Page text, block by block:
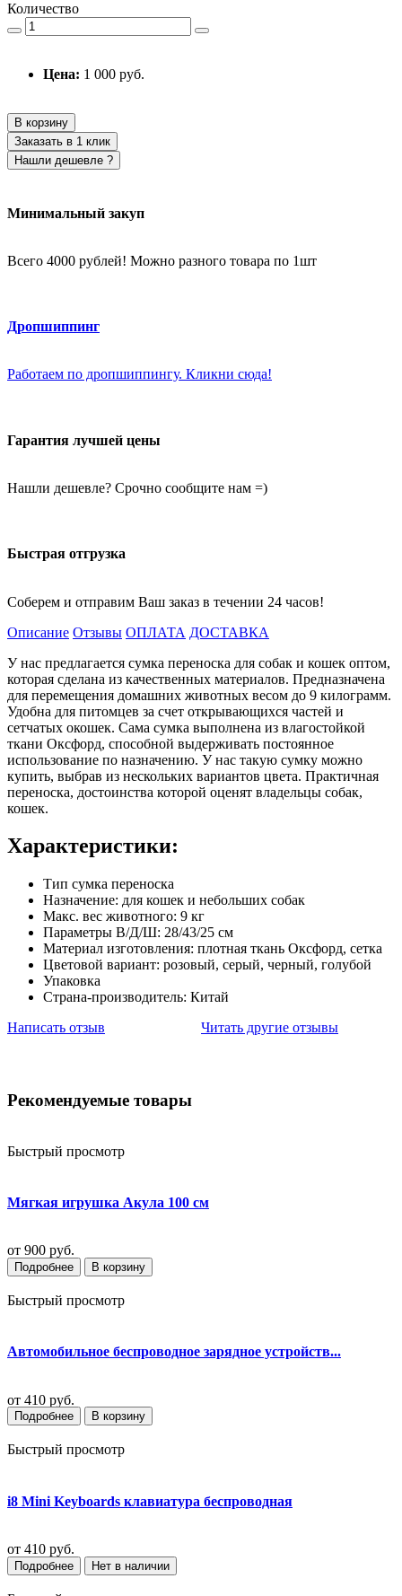
Количество
Цена: 1 000 руб.
В корзину
Заказать в 1 клик
Нашли дешевле ?
Минимальный закуп
Всего 4000 рублей! Можно разного товара по 1шт
Дропшиппинг
Работаем по дропшиппингу. Кликни сюда!
Гарантия лучшей цены
Нашли дешевле? Срочно сообщите нам =)
Быстрая отгрузка
Соберем и отправим Ваш заказ в течении 24 часов!
Описание Отзывы ОПЛАТА ДОСТАВКА
У нас предлагается сумка переноска для собак и кошек оптом,
которая сделана из качественных материалов. Предназначена
для перемещения домашних животных весом до 9 килограмм.
Удобна для питомцев за счет открывающихся частей и
сетчатых окошек. Сама сумка выполнена из влагостойкой
ткани Оксфорд, способной выдерживать постоянное
использование по назначению. У нас такую сумку можно
купить, выбрав из нескольких вариантов цвета. Практичная
переноска, достоинства которой оценят владельцы собак,
кошек.
Характеристики:
Тип сумка переноска
Назначение: для кошек и небольших собак
Макс. вес животного: 9 кг
Параметры В/Д/Ш: 28/43/25 см
Материал изготовления: плотная ткань Оксфорд, сетка
Цветовой вариант: розовый, серый, черный, голубой
Упаковка
Страна-производитель: Китай
Написать отзыв
Читать другие отзывы
Рекомендуемые товары
Быстрый просмотр
Мягкая игрушка Акула 100 см
от 900 руб.
Подробнее В корзину
Быстрый просмотр
Автомобильное беспроводное зарядное устройств...
от 410 руб.
Подробнее В корзину
Быстрый просмотр
i8 Mini Keyboards клавиатура беспроводная
от 410 руб.
Подробнее Нет в наличии